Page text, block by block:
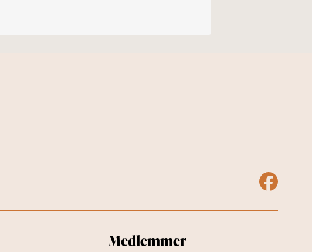
Medlemmer